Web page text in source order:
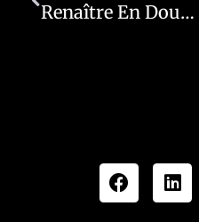
Renaître En Douceur : Quand L’épuisement Devient Un Appel